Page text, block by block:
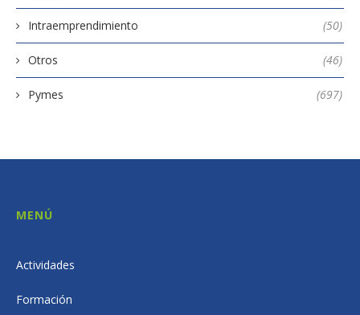
Intraemprendimiento (50)
Otros (46)
Pymes (697)
MENÚ
Actividades
Formación